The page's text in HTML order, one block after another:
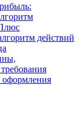
действий
оформления